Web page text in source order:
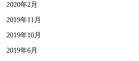
2020年2月
2019年11月
2019年10月
2019年6月